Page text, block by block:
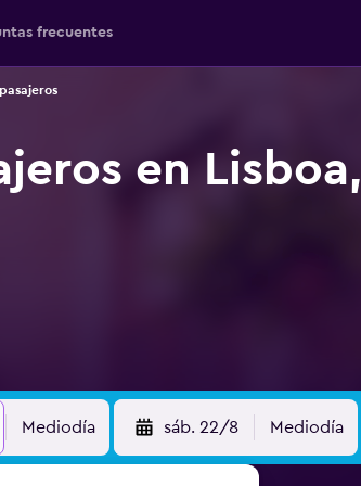
frecuentes
en Lisboa,
Mediodía sáb. 22/8 Mediodía